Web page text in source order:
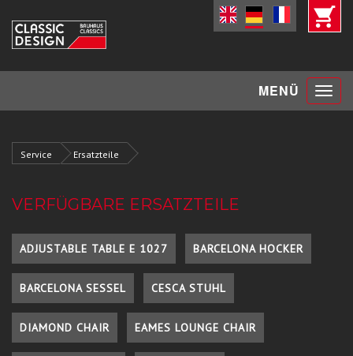
MENÜ Toggle
Service Ersatzteile
VERFÜGBARE ERSATZTEILE
ADJUSTABLE TABLE E 1027 BARCELONA HOCKER
BARCELONA SESSEL CESCA STUHL
DIAMOND CHAIR EAMES LOUNGE CHAIR